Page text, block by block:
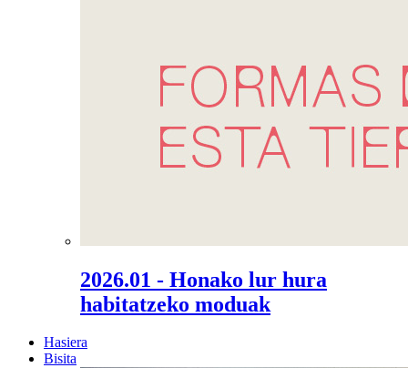
2026.01 - Honako lur hura
habitatzeko moduak
Hasiera
Bisita